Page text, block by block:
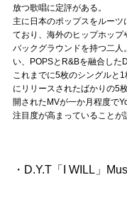
ぶいマガ！ by muevo
Follow us
Official SNS
放つ歌唱に定評がある。
主に日本のポップスをルー
ており、海外のヒップホッ
バックグラウンドを持つ二
い、POPSとR&Bを融合した
これまでに5枚のシングルと
にリリースされたばかりの5
開されたMVが一か月程度で
注目度が高まっていることが
・D.Y.T「I WILL」